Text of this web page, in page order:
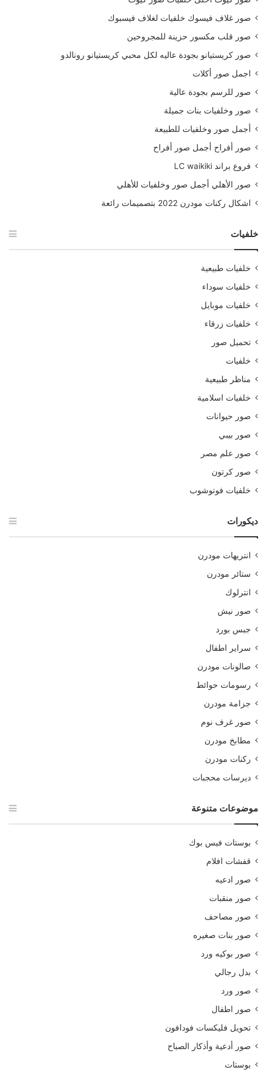
صور غلاف فيسوك خلفيات لغلاف فيسبوك
صور قلب مكسور حزينة للمجروحين
صور كريستيانو بجودة عاليه لكل محبي كريستيانو رونالدو
اجمل صور أكلات
صور للرسم بجودة عالية
صور وخلفيات بنات جميلة
أجمل صور وخلفيات للطبيعة
صور أفراح أجمل صور أفراح
فروع براند LC waikiki
صور الأهلي أجمل صور وخلفيات للأهلي
اشكال ركنات مودرن 2022 بتصميمات رائعة
خلفيات
خلفيات طبيعية
خلفيات سوداء
خلفيات موبايل
خلفيات زرقاء
تحميل صور
خلفيات
مناظر طبيعية
خلفيات اسلامية
صور حيوانات
صور بيبي
صور علم مصر
صور كرتون
خلفيات فوتوشوب
ديكورات
انتريهات مودرن
ستائر مودرن
انترلوك
صور نيش
جبس بورد
سراير اطفال
صالونات مودرن
رسومات حوائط
جزامة مودرن
صور غرف نوم
مطابخ مودرن
ركنات مودرن
ديرسات محجبات
موضوعات متنوعة
بوستات فيس بوك
قفشات افلام
صور ادعيه
صور منقبات
صور مصاحف
صور بنات صغيره
صور بوكيه ورد
بدل رجالي
صور ورد
صور اطفال
تحويل فليكسات فودافون
صور أدعية وأذكار الصباح
بوستات